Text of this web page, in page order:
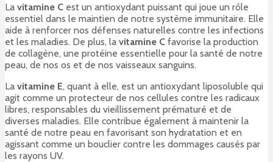
La vitamine C est un antioxydant puissant qui joue un rôle
essentiel dans le maintien de notre système immunitaire. Elle
aide à renforcer nos défenses naturelles contre les infections
et les maladies. De plus, la vitamine C favorise la production
de collagène, une protéine essentielle pour la santé de notre
peau, de nos os et de nos vaisseaux sanguins.
La vitamine E, quant à elle, est un antioxydant liposoluble qui
agit comme un protecteur de nos cellules contre les radicaux
libres, responsables du vieillissement prématuré et de
diverses maladies. Elle contribue également à maintenir la
santé de notre peau en favorisant son hydratation et en
agissant comme un bouclier contre les dommages causés par
les rayons UV.